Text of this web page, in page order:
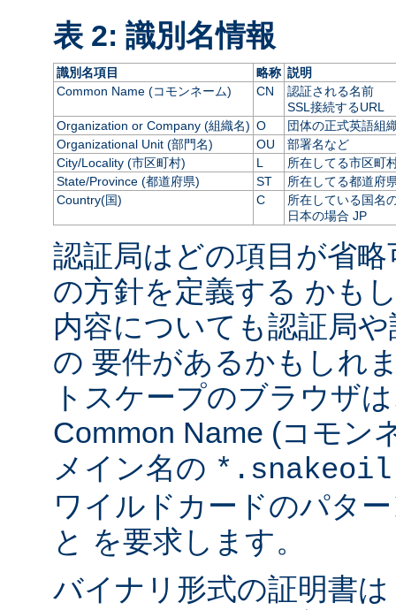
表 2: 識別名情報
識別名項目 略称 説明
Common Name (コモンネーム)
CN
認証される名前
SSL接続するURL
Organization or Company (組織名) O
団体の正式英語組
Organizational Unit (部門名)
OU
部署名など
City/Locality (市区町村)
L
所在してる市区町
State/Province (都道府県)
ST
所在してる都道府
Country(国)
C
所在している国名
日本の場合 JP
認証局はどの項目が省
の方針を定義する かも
内容についても認証局
の 要件があるかもしれ
トスケープのブラウザ
Common Name (コモン
メイン名の
ワイルドカードのパタ
と を要求します。
バイナリ形式の証明書